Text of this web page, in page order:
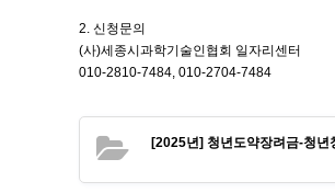
2. 신청문의
(사)세종시과학기술인협회 일자리센터
010-2810-7484, 010-2704-7484
[2025년] 청년도약장려금-청